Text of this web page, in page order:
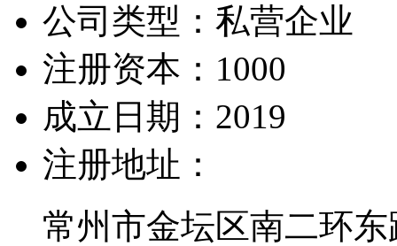
公司类型： 私营企业
注册资本： 1000
成立日期： 2019
注册地址：
常州市金坛区南二环